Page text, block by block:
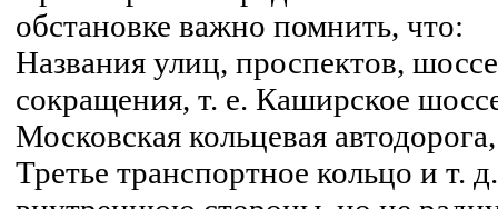
обстановке важно помнить, что:
Названия улиц, проспектов,
сокращения, т. е. Каширское
Московская кольцевая
Третье транспортное кольцо и